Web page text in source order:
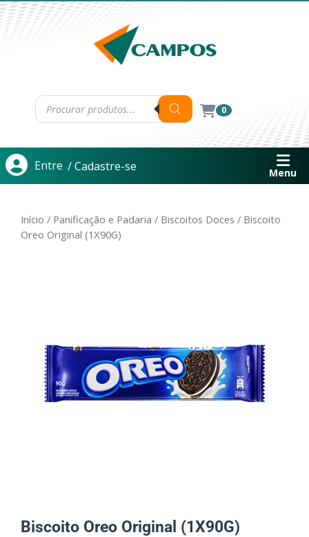
0
Entre / Cadastre-se Menu
Início / Panificação e Padaria / Biscoitos Doces / Biscoito
Oreo Original (1X90G)
Biscoito Oreo Original (1X90G)